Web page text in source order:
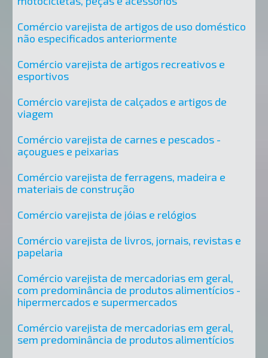
Comércio varejista de artigos de uso doméstico
não especificados anteriormente
Comércio varejista de artigos recreativos e
esportivos
Comércio varejista de calçados e artigos de
viagem
Comércio varejista de carnes e pescados -
açougues e peixarias
Comércio varejista de ferragens, madeira e
materiais de construção
Comércio varejista de jóias e relógios
Comércio varejista de livros, jornais, revistas e
papelaria
Comércio varejista de mercadorias em geral,
com predominância de produtos alimentícios -
hipermercados e supermercados
Comércio varejista de mercadorias em geral,
sem predominância de produtos alimentícios